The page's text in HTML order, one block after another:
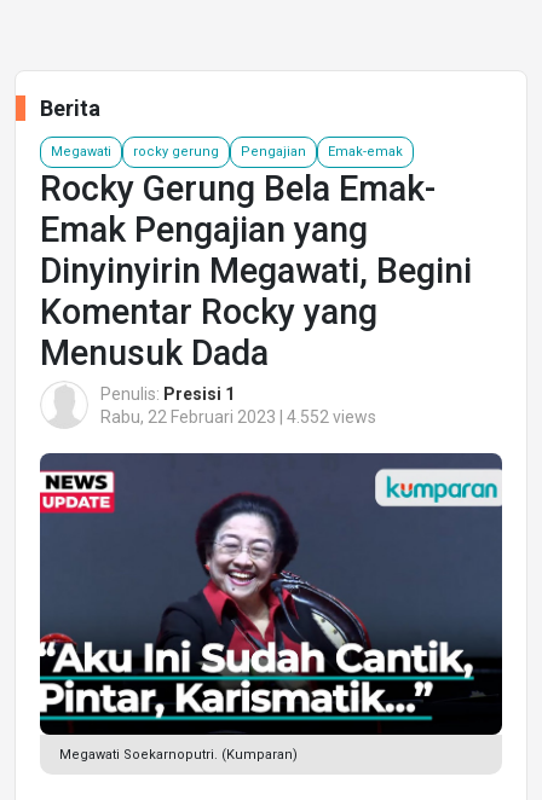
Berita
Megawati rocky gerung Pengajian Emak-emak
Rocky Gerung Bela Emak-
Emak Pengajian yang
Dinyinyirin Megawati, Begini
Komentar Rocky yang
Menusuk Dada
Penulis: Presisi 1
Rabu, 22 Februari 2023 | 4.552 views
Megawati Soekarnoputri. (Kumparan)